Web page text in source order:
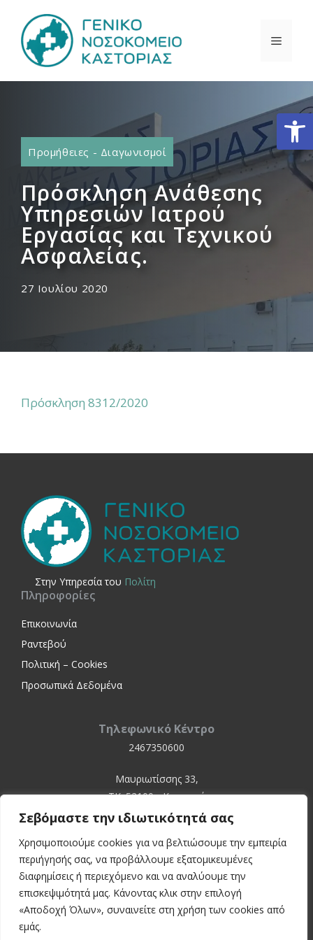
Σεβόμαστε την ιδιωτικότητά σας
Χρησιμοποιούμε cookies για να βελτιώσουμε την εμπειρία
περιήγησής σας, να προβάλλουμε εξατομικευμένες
διαφημίσεις ή περιεχόμενο και να αναλύουμε την
επισκεψιμότητά μας. Κάνοντας κλικ στην επιλογή
«Αποδοχή Όλων», συναινείτε στη χρήση των cookies από
εμάς.
περιεχόμενο
Προμήθειες - Διαγωνισμοί
Πρόσκληση Ανάθεσης
Υπηρεσιών Ιατρού
Εργασίας και Τεχνικού
Ασφαλείας.
27 Ιουλίου 2020
Πρόσκληση 8312/2020
Στην Yπηρεσία του Πολίτη
Πληροφορίες
Επικοινωνία
Ραντεβού
Πολιτική – Cookies
Προσωπικά Δεδομένα
Τηλεφωνικό Κέντρο
2467350600
Μαυριωτίσσης 33,
ΤΚ. 52100 - Καστοριά